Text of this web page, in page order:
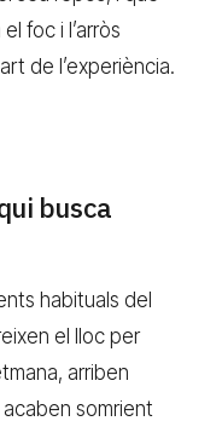
foc i l’arròs
de l’experiència.
busca
habituals del
el lloc per
arriben
somrient